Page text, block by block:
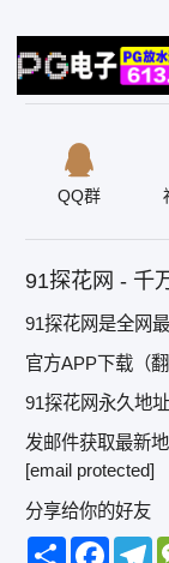
QQ群
91探花网 - 千
91探花网是全网
官方APP下载（翻
91探花网永久地
发邮件获取最新
[email protected]
分享给你的好友
Share Facebook